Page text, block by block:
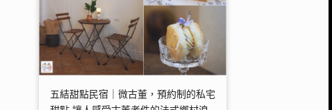
五結甜點民宿｜微古董，預約制的私宅